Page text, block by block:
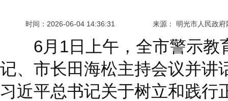
时间： 2026-06-04 14:36:31 来源： 明光市人民政府
6月1日上午，全市警示教
记、市长田海松主持会议并讲
习近平总书记关于树立和践行